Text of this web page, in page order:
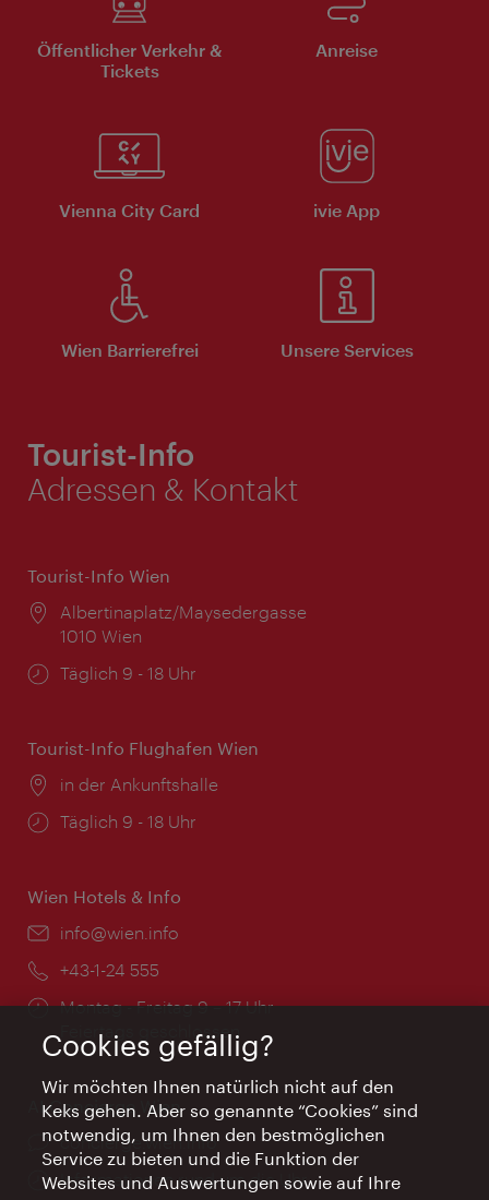
Öffentlicher Verkehr &
Tickets
Anreise
Vienna City Card ivie App
Wien Barrierefrei Unsere Services
Tourist-Info
Adressen & Kontakt
Tourist-Info Wien
Ort:
Albertinaplatz/Maysedergasse
1010 Wien
Öffnungszeiten:
Täglich 9 - 18 Uhr
Tourist-Info Flughafen Wien
Ort:
in der Ankunftshalle
Öffnungszeiten:
Täglich 9 - 18 Uhr
Wien Hotels & Info
Email:
info@wien.info
Telefon:
+43-1-24 555
Öffnungszeiten:
Montag - Freitag 9 – 17 Uhr
Feiertags geschlossen
AI Concierge Wien
Ort:
concierge.wien.info
Öffnungszeiten:
Informationen rund um die Uhr
Cookies gefällig?
Wir möchten Ihnen natürlich nicht auf den
Keks gehen. Aber so genannte “Cookies” sind
notwendig, um Ihnen den bestmöglichen
Service zu bieten und die Funktion der
Websites und Auswertungen sowie auf Ihre